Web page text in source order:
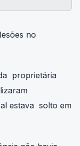
no
proprietária
estava solto em